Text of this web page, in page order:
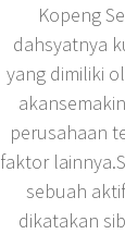
Kopeng
dahsyatnya
yang dimiliki
perusahaan
faktor
sebuah
dikatakan